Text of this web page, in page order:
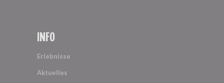
INFO
Erlebnisse
Aktuelles